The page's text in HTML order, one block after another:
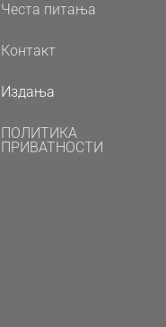
Честа питања
Контакт
Издања
ПОЛИТИКА
ПРИВАТНОСТИ